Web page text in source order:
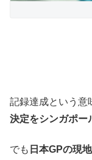
記録達成という意
決定をシンガポー
でも 日本GPの現